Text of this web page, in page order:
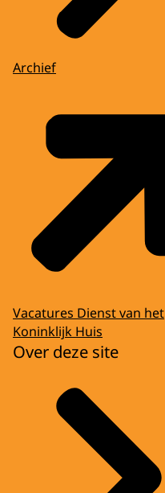
Archief
Vacatures Dienst van het
Koninklijk Huis
Over deze site